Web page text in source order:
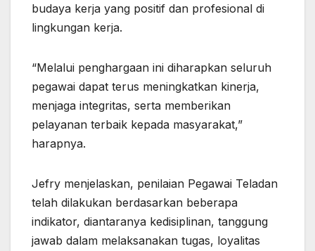
budaya kerja yang positif dan profesional di
lingkungan kerja.
“Melalui penghargaan ini diharapkan seluruh
pegawai dapat terus meningkatkan kinerja,
menjaga integritas, serta memberikan
pelayanan terbaik kepada masyarakat,”
harapnya.
Jefry menjelaskan, penilaian Pegawai Teladan
telah dilakukan berdasarkan beberapa
indikator, diantaranya kedisiplinan, tanggung
jawab dalam melaksanakan tugas, loyalitas